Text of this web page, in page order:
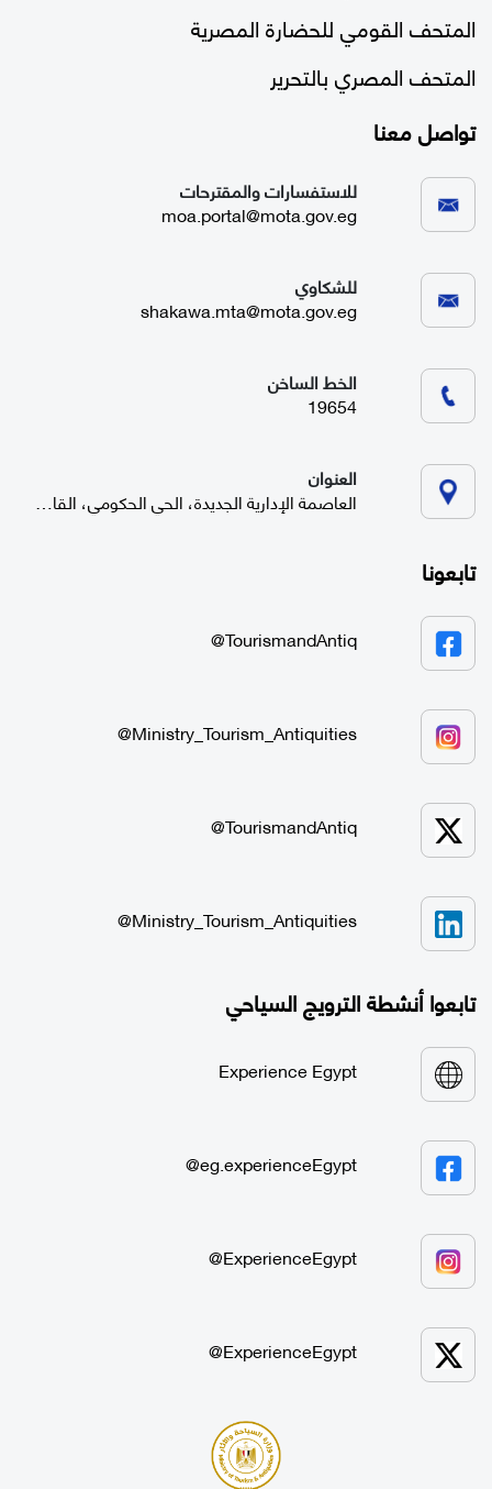
المتحف القومي للحضارة المصرية
المتحف المصري بالتحرير
تواصل معنا
للاستفسارات والمقترحات
moa.portal@mota.gov.eg
للشكاوي
shakawa.mta@mota.gov.eg
الخط الساخن
19654
العنوان
العاصمة الإدارية الجديدة، الحي الحكومي، القاهرة
تابعونا
TourismandAntiq@
Ministry_Tourism_Antiquities@
TourismandAntiq@
Ministry_Tourism_Antiquities@
تابعوا أنشطة الترويج السياحي
Experience Egypt
eg.experienceEgypt@
ExperienceEgypt@
ExperienceEgypt@